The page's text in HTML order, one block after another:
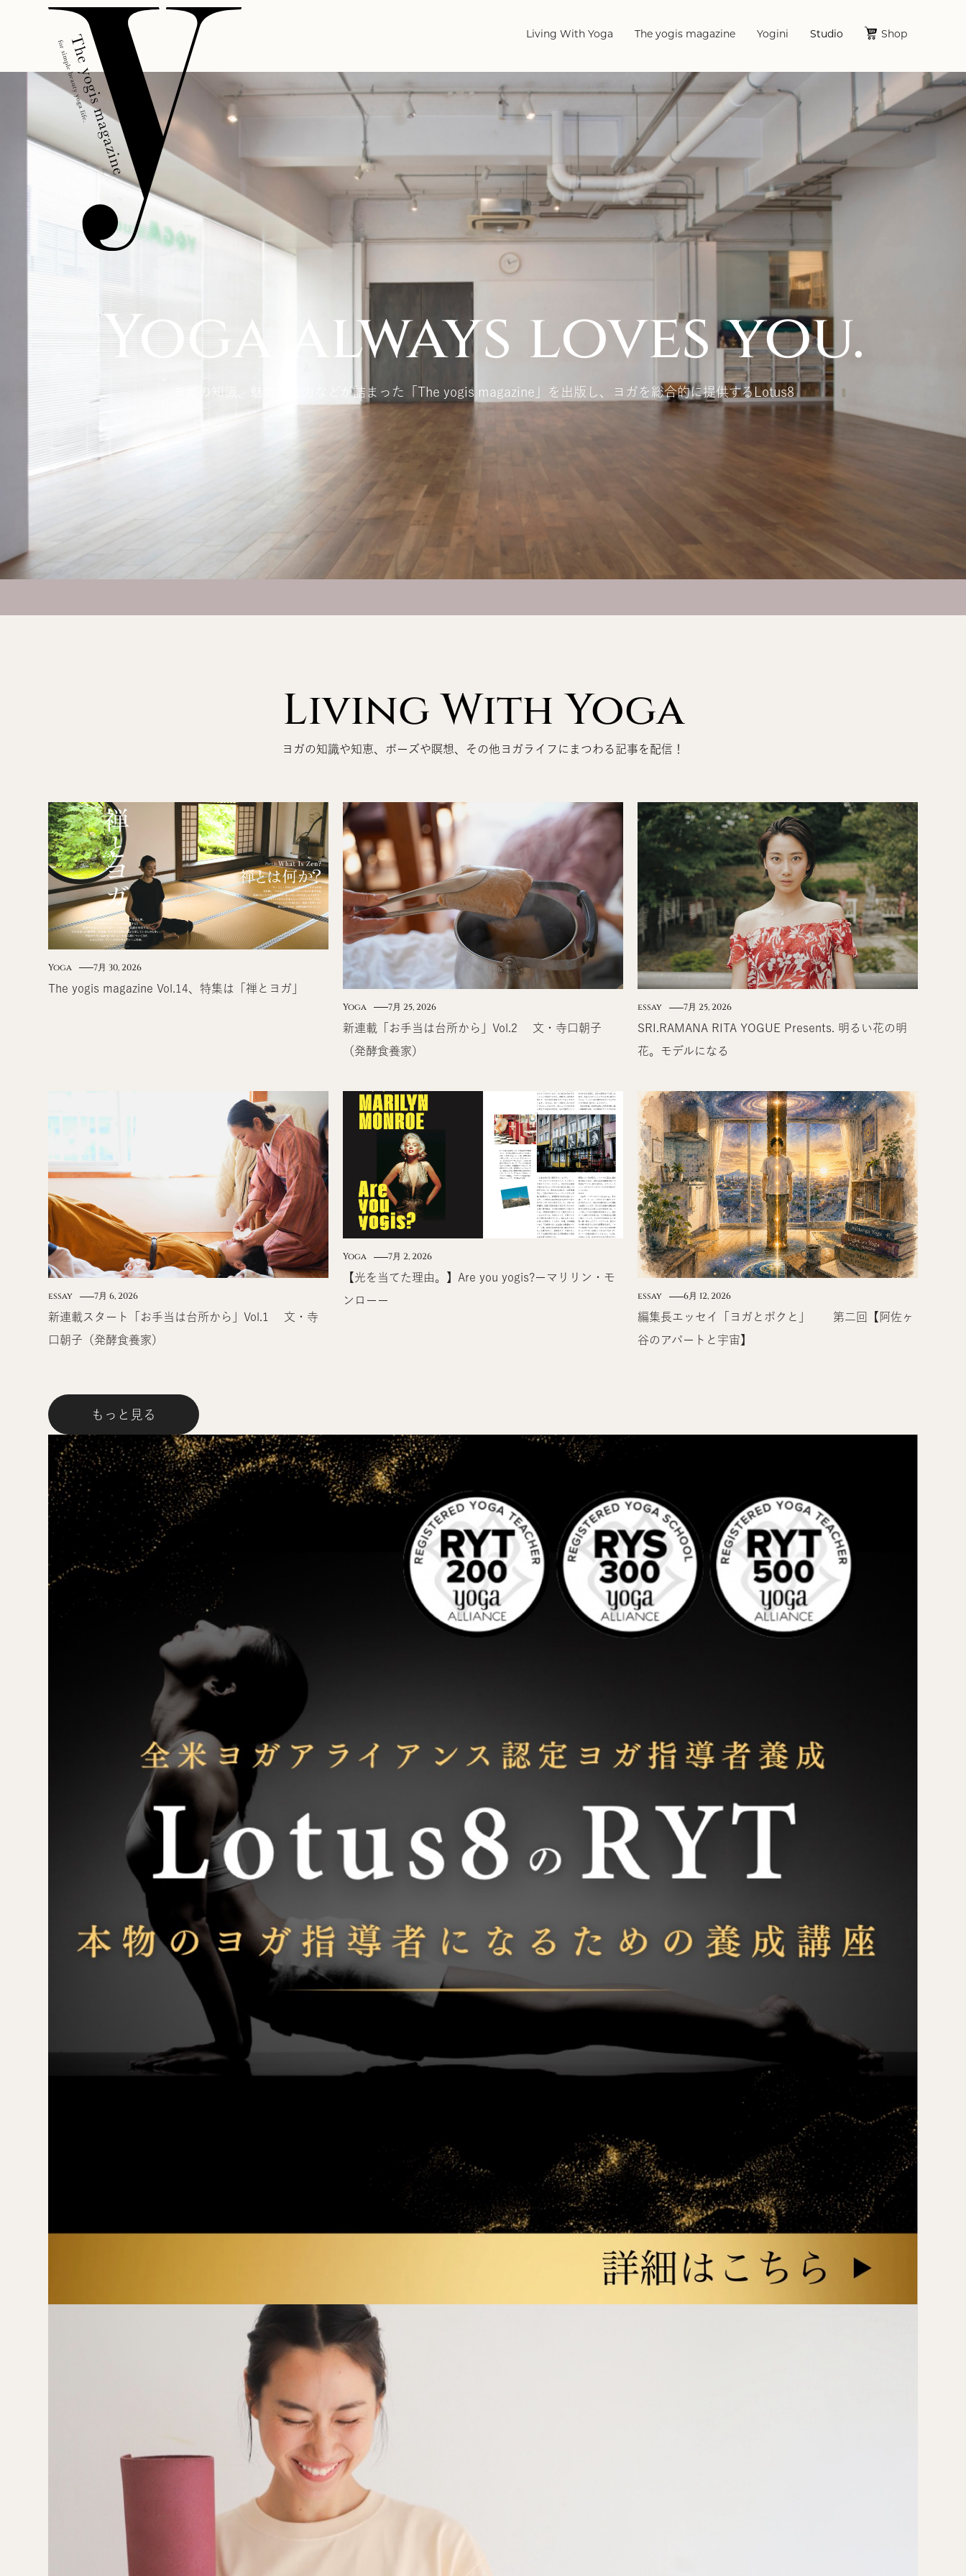
Living With Yoga The yogis magazine Yogini Studio Shop
Yoga always loves you.
ヨガの知識、魅力、能力などが詰まった「The yogis magazine」を出版し、ヨガを総合的に提供するLotus8
Living With Yoga
ヨガの知識や知恵、ポーズや瞑想、その他ヨガライフにまつわる記事を配信！
Yoga 7月 30, 2026
The yogis magazine Vol.14、特集は「禅とヨガ」
Yoga 7月 25, 2026
新連載「お手当は台所から」Vol.2 文・寺口朝子
（発酵食養家）
essay 7月 25, 2026
SRI.RAMANA RITA YOGUE Presents. 明るい花の明
花。モデルになる
essay 7月 6, 2026
新連載スタート「お手当は台所から」Vol.1 文・寺
口朝子（発酵食養家）
Yoga 7月 2, 2026
【光を当てた理由。】Are you yogis?ーマリリン・モ
ンローー
essay 6月 12, 2026
編集長エッセイ「ヨガとボクと」 第二回【阿佐ヶ
谷のアパートと宇宙】
もっと見る